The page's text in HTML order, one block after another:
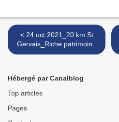
< 24 oct 2021_20 km St
Gervais_Riche patrimoine
et beaux paysages
Hébergé par Canalblog
Top articles
Pages